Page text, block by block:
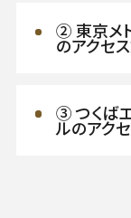
② 東京メ
のアクセ
③ つくば
ルのアク